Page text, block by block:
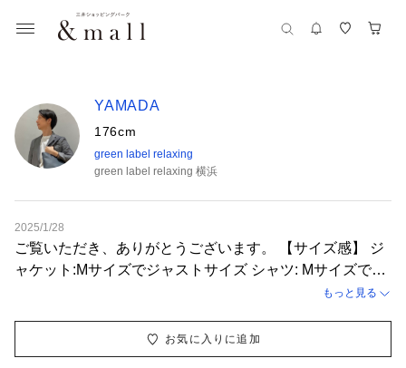
YAMADA
176cm
green label relaxing
green label relaxing 横浜
2025/1/28
ご覧いただき、ありがとうございます。 【サイズ感】 ジ
ャケット:Mサイズでジャストサイズ シャツ: Mサイズでジ
ャストサイズ パンツ: Mサイズでジャストサイズ 【コーデ
セレモニー/ビジネス兼用スタイルです。 ネクタイ👔はお
子様とお揃いの色柄（品番:3833-699-0886）もご用意し
もっと見る
お気に入りに追加